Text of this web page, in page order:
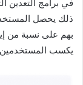
في برامج التعدين
بهم على نسبة من
يكسب المستخدمين